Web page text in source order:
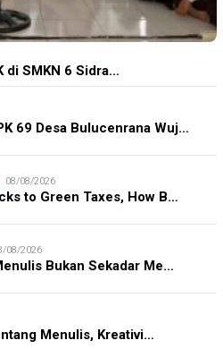
di SMKN 6 Sidra…
69 Desa Bulucenrana Wuj…
08/08/2026
to Green Taxes, How B…
08/2026
Bukan Sekadar Me…
Menulis, Kreativi…